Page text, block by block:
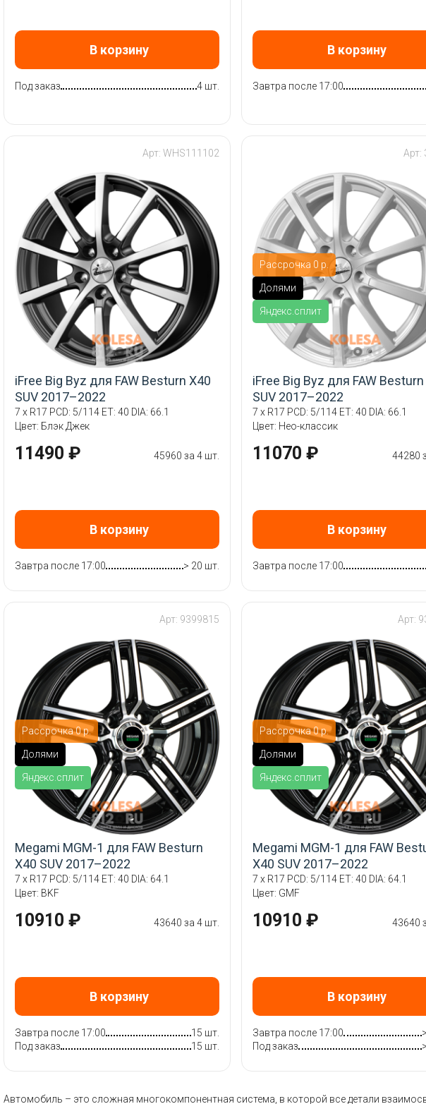
В корзину
Под заказ 4 шт.
В корзину
Завтра после 17:00
Арт: WHS111102
iFree Big Byz для FAW Besturn X40
SUV 2017–2022
7 x R17 PCD: 5/114 ET: 40 DIA: 66.1
Цвет: Блэк Джек
11490 ₽ 45960 за 4 шт.
В корзину
Завтра после 17:00 > 20 шт.
Рассрочка 0 р.
Долями
Яндекс.сплит
Арт:
iFree Big Byz для FAW Besturn
SUV 2017–2022
7 x R17 PCD: 5/114 ET: 40 DIA: 66.1
Цвет: Нео-классик
11070 ₽ 44280
В корзину
Завтра после 17:00
Рассрочка 0 р.
Долями
Яндекс.сплит
Арт: 9399815
Megami MGM-1 для FAW Besturn
X40 SUV 2017–2022
7 x R17 PCD: 5/114 ET: 40 DIA: 64.1
Цвет: BKF
10910 ₽ 43640 за 4 шт.
В корзину
Завтра после 17:00
15 шт.
Под заказ
15 шт.
Рассрочка 0 р.
Долями
Яндекс.сплит
Арт:
Megami MGM-1 для FAW
X40 SUV 2017–2022
7 x R17 PCD: 5/114 ET: 40 DIA: 64.1
Цвет: GMF
10910 ₽ 43640
В корзину
Завтра после 17:00
Под заказ
Автомобиль – это сложная многокомпонентная система, в которой все детали